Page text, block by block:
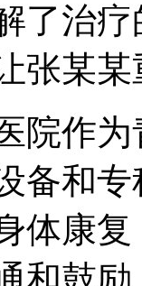
了治
张某
院作
备和
体康